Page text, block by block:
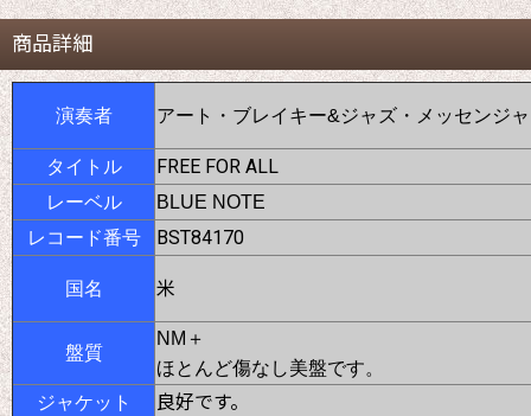
商品詳細
演奏者 アート・ブレイキー&ジャズ・メッセンジ
タイトル FREE FOR ALL
レーベル
BLUE NOTE
レコード番号
BST84170
国名 米
盤質
NM＋
ほとんど傷なし美盤です。
ジャケット
良好です。